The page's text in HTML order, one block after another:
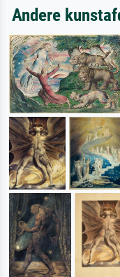
Andere